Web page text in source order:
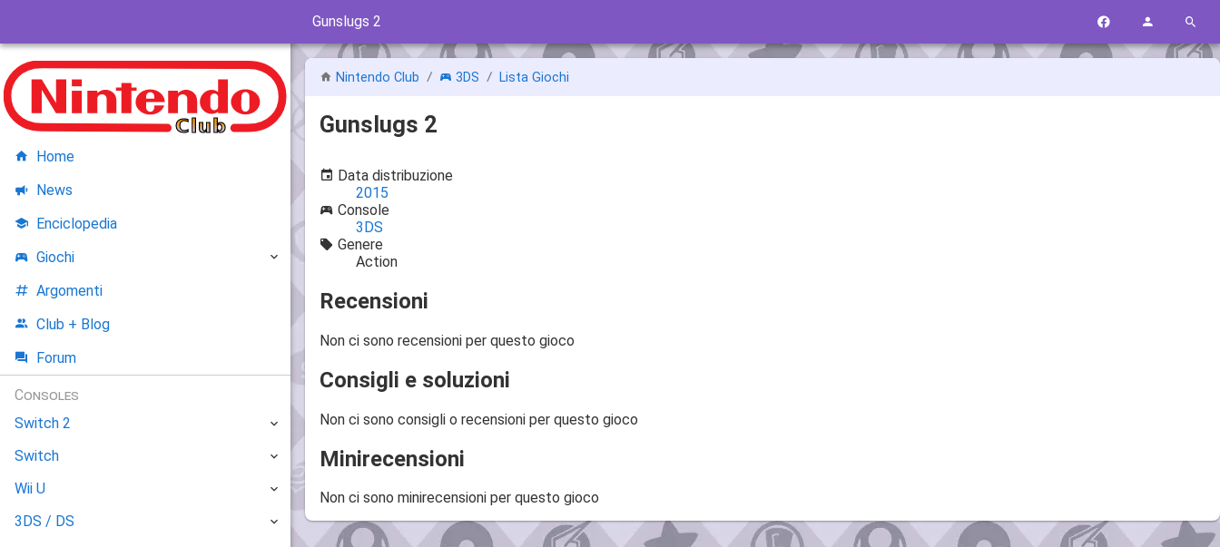
Gunslugs 2
Nintendo Club 3DS Lista Giochi
Gunslugs 2
Data distribuzione
2015
Console
3DS
Genere
Action
Recensioni
Non ci sono recensioni per questo gioco
Consigli e soluzioni
Non ci sono consigli o recensioni per questo gioco
Minirecensioni
Non ci sono minirecensioni per questo gioco
Home
News
Enciclopedia
Giochi
Argomenti
Club + Blog
Forum
Consoles
Switch 2
Switch
Wii U
3DS / DS